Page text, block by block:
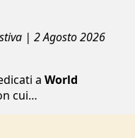
| 2 Agosto 2026
a World
cui…